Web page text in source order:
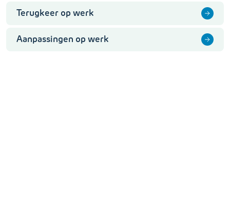
Terugkeer op werk
Aanpassingen op werk